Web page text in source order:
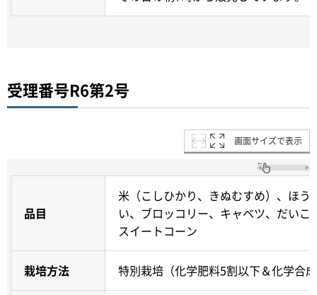
受理番号R6第2号
画面サイズで表示
品目
米（こしひかり、きぬむすめ）、ほう
い、ブロッコリー、キャベツ、だいこ
スイートコーン
栽培方法 特別栽培（化学肥料5割以下＆化学合